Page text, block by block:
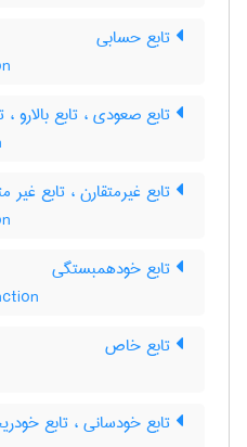
تابع حسابی
تابع صعودی ، تابع بالارو
تابع غیرمتقارن ، تابع غیر
تابع خودهمبستگی
تابع خاص
تابع خودسانی ، تابع